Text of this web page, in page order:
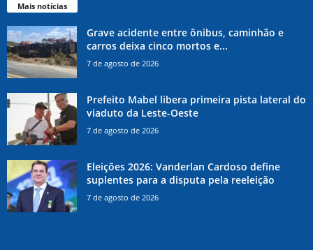
Mais notícias
Grave acidente entre ônibus, caminhão e
carros deixa cinco mortos e...
7 de agosto de 2026
Prefeito Mabel libera primeira pista lateral do
viaduto da Leste-Oeste
7 de agosto de 2026
Eleições 2026: Vanderlan Cardoso define
suplentes para a disputa pela reeleição
7 de agosto de 2026